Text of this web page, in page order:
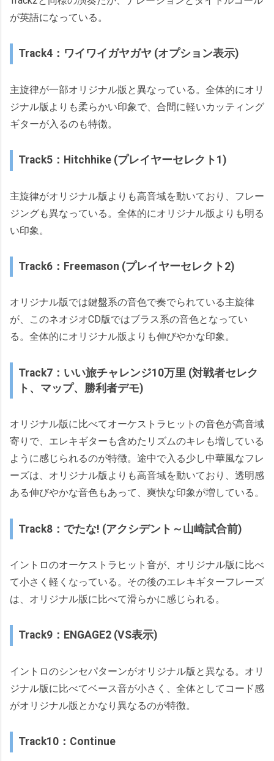
が英語になっている。
Track4：ワイワイガヤガヤ (オプション表示)
主旋律が一部オリジナル版と異なっている。全体的にオリ
ジナル版よりも柔らかい印象で、合間に軽いカッティング
ギターが入るのも特徴。
Track5：Hitchhike (プレイヤーセレクト1)
主旋律がオリジナル版よりも高音域を動いており、フレー
ジングも異なっている。全体的にオリジナル版よりも明る
い印象。
Track6：Freemason (プレイヤーセレクト2)
オリジナル版では鍵盤系の音色で奏でられている主旋律
が、このネオジオCD版ではブラス系の音色となってい
る。全体的にオリジナル版よりも伸びやかな印象。
Track7：いい旅チャレンジ10万里 (対戦者セレク
ト、マップ、勝利者デモ)
オリジナル版に比べてオーケストラヒットの音色が高音域
寄りで、エレキギターも含めたリズムのキレも増している
ように感じられるのが特徴。途中で入る少し中華風なフレ
ーズは、オリジナル版よりも高音域を動いており、透明感
ある伸びやかな音色もあって、爽快な印象が増している。
Track8：でたな! (アクシデント～山崎試合前)
イントロのオーケストラヒット音が、オリジナル版に比べ
て小さく軽くなっている。その後のエレキギターフレーズ
は、オリジナル版に比べて滑らかに感じられる。
Track9：ENGAGE2 (VS表示)
イントロのシンセパターンがオリジナル版と異なる。オリ
ジナル版に比べてベース音が小さく、全体としてコード感
がオリジナル版とかなり異なるのが特徴。
Track10：Continue